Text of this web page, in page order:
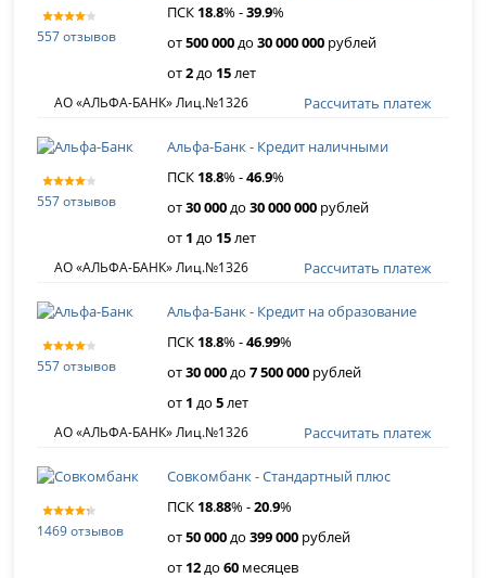
557 отзывов
ПСК 18.8% -39.9%
от500 000до30 000 000 рублей
от2до 15лет
АО «АЛЬФА-БАНК» Лиц.№1326 Рассчитать платеж
557 отзывов
Альфа-Банк - Кредит наличными
ПСК 18.8% -46.9%
от30 000до30 000 000 рублей
от 1 до 15лет
АО «АЛЬФА-БАНК» Лиц.№1326 Рассчитать платеж
557 отзывов
Альфа-Банк - Кредит на образование
ПСК 18.8% -46.99%
от30 000до7 500 000 рублей
от 1 до5лет
АО «АЛЬФА-БАНК» Лиц.№1326 Рассчитать платеж
1469 отзывов
Совкомбанк - Стандартный плюс
ПСК 18.88% -20.9%
от50 000до399 000 рублей
от 12до60 месяцев